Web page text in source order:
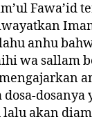
Fawa’id
anhu
wa sallam
dosanya
lalu akan